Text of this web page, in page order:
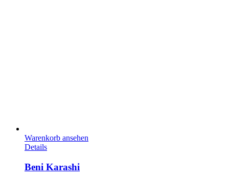
Warenkorb ansehen
Details
Beni Karashi